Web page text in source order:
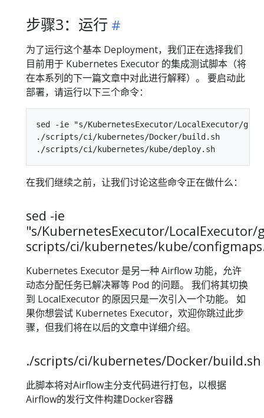
步骤3：运行
为了运行这个基本 Deployment，我们正在选择我们
目前用于 Kubernetes Executor 的集成测试脚本（将
在本系列的下一篇文章中对此进行解释）。 要启动此
部署，请运行以下三个命令：
sed -ie "s/KubernetesExecutor/LocalExecutor/g"
./scripts/ci/kubernetes/Docker/build.sh
在我们继续之前，让我们讨论这些命令正在做什么：
sed -ie
"s/KubernetesExecutor/LocalExecutor/
scripts/ci/kubernetes/kube/
Kubernetes Executor 是另一种 Airflow 功能，允许
动态分配任务已解决幂等 Pod 的问题。 我们将其切换
到 LocalExecutor 的原因只是一次引入一个功能。 如
果你想尝试 Kubernetes Executor，欢迎你跳过此步
骤，但我们将在以后的文章中详细介绍。
./scripts/ci/kubernetes/Docker/build.sh
此脚本将对Airflow主分支代码进行打包，以根据
Airflow的发行文件构建Docker容器